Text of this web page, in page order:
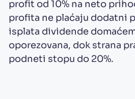
profit od 10% na neto
profita ne plaćaju dodatni
isplata dividende
oporezovana, dok strana
podneti stopu do 20%.